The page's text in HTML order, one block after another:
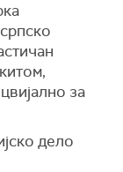
за
дело